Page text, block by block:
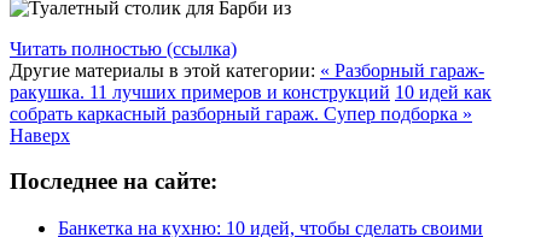
Читать полностью (ссылка)
Другие материалы в этой категории: « Разборный гараж-
ракушка. 11 лучших примеров и конструкций 10 идей как
собрать каркасный разборный гараж. Супер подборка »
Наверх
Последнее на сайте:
Банкетка на кухню: 10 идей, чтобы сделать своими